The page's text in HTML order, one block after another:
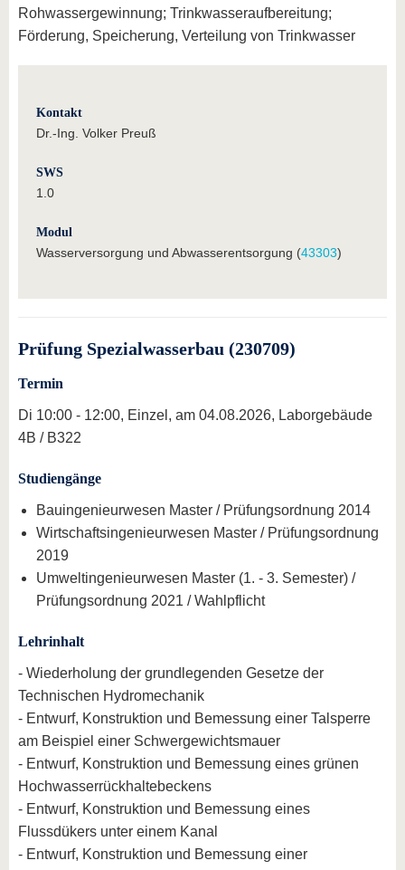
Rohwassergewinnung; Trinkwasseraufbereitung;
Förderung, Speicherung, Verteilung von Trinkwasser
Kontakt
Dr.-Ing. Volker Preuß
SWS
1.0
Modul
Wasserversorgung und Abwasserentsorgung (43303)
Prüfung Spezialwasserbau (230709)
Termin
Di 10:00 - 12:00, Einzel, am 04.08.2026, Laborgebäude
4B / B322
Studiengänge
Bauingenieurwesen Master / Prüfungsordnung 2014
Wirtschaftsingenieurwesen Master / Prüfungsordnung
2019
Umweltingenieurwesen Master (1. - 3. Semester) /
Prüfungsordnung 2021 / Wahlpflicht
Lehrinhalt
- Wiederholung der grundlegenden Gesetze der
Technischen Hydromechanik
- Entwurf, Konstruktion und Bemessung einer Talsperre
am Beispiel einer Schwergewichtsmauer
- Entwurf, Konstruktion und Bemessung eines grünen
Hochwasserrückhaltebeckens
- Entwurf, Konstruktion und Bemessung eines
Flussdükers unter einem Kanal
- Entwurf, Konstruktion und Bemessung einer